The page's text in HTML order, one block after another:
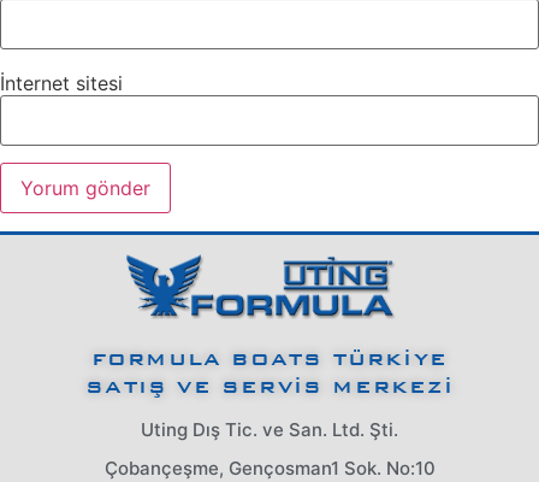
İnternet sitesi
FORMULA BOATS TÜRKİYE
SATIŞ VE SERVİS MERKEZİ
Uting Dış Tic. ve San. Ltd. Şti.
Çobançeşme, Gençosman1 Sok. No:10